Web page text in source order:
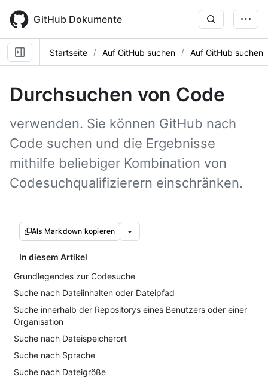
main
content
GitHub Dokumente
Startseite Auf GitHub suchen Auf GitHub suchen
Durchsuchen von Code
verwenden. Sie können GitHub nach
Code suchen und die Ergebnisse
mithilfe beliebiger Kombination von
Codesuchqualifizierern einschränken.
Als Markdown kopieren
In diesem Artikel
Grundlegendes zur Codesuche
Suche nach Dateiinhalten oder Dateipfad
Suche innerhalb der Repositorys eines Benutzers oder einer
Organisation
Suche nach Dateispeicherort
Suche nach Sprache
Suche nach Dateigröße